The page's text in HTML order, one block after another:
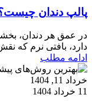
پالپ دندان چیست؟
در عمق هر دندان،
دارد، بافتی نرم که
ادامه مطلب
خرداد 11, 1404
11 خرداد 1404